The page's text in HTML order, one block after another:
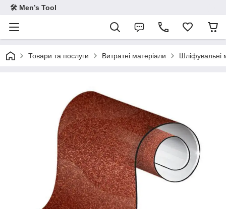
🛠 Men’s Tool
Товари та послуги Витратні матеріали Шліфувальні